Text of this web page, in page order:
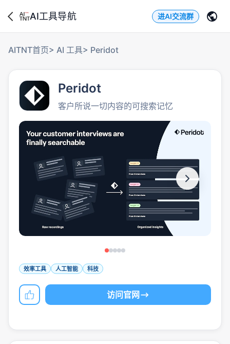
AI工具导航 进AI交流群
AITNT首页> AI 工具> Peridot
Peridot
客户所说一切内容的可搜索记忆
效率工具 人工智能 科技
访问官网